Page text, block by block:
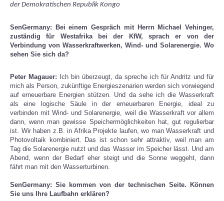
der Demokratischen Republik Kongo
SenGermany: Bei einem Gespräch mit Herrn Michael Vehinger,
zuständig für Westafrika bei der KfW, sprach er von der
Verbindung von Wasserkraftwerken, Wind- und Solarenergie. Wo
sehen Sie sich da?
Peter Magauer: Ich bin überzeugt, da spreche ich für Andritz und für
mich als Person, zukünftige Energieszenarien werden sich vorwiegend
auf erneuerbare Energien stützen. Und da sehe ich die Wasserkraft
als eine logische Säule in der erneuerbaren Energie, ideal zu
verbinden mit Wind- und Solarenergie, weil die Wasserkraft vor allem
dann, wenn man gewisse Speichermöglichkeiten hat, gut regulierbar
ist. Wir haben z.B. in Afrika Projekte laufen, wo man Wasserkraft und
Photovoltaik kombiniert. Das ist schon sehr attraktiv, weil man am
Tag die Solarenergie nutzt und das Wasser im Speicher lässt. Und am
Abend, wenn der Bedarf eher steigt und die Sonne weggeht, dann
fährt man mit den Wasserturbinen.
SenGermany: Sie kommen von der technischen Seite. Können
Sie uns Ihre Laufbahn erklären?